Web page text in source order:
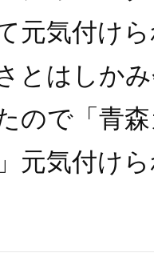
元気付け
とはしか
ので「青
元気付け